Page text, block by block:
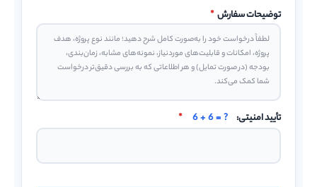
توضیحات سفارش *
تأیید امنیتی: 6 + 6 = ?
*